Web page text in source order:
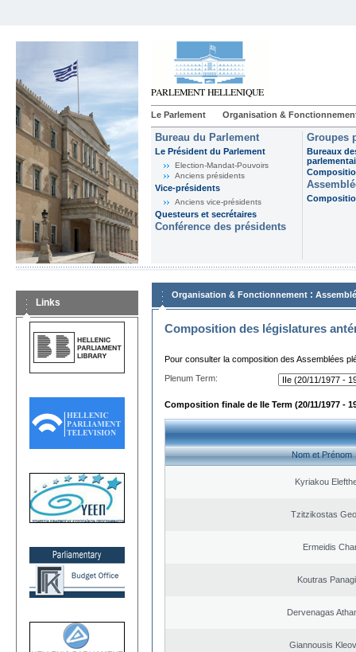
Le Parlement Organisation &
Bureau du Parlement
Le Président du Parlement
Election-Mandat-Pouvoirs
Anciens présidents
Vice-présidents
Anciens vice-présidents
Questeurs et secrétaires
Conférence des présidents
Groupes
Bureaux
Links
Organisation & Fonctionnement :
Composition des législatures
Pour consulter la composition des Assemblées
Plenum Term:
Composition finale de IIe Term (20/11/1977 -
Nom et Prénom
Kyriakou
Tzitzikostas
Ermeidis
Koutras
Dervenagas
Giannousis